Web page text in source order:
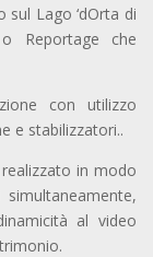
Lago ‘dOrta di
Reportage che
con utilizzo
e stabilizzatori..
in modo
al video